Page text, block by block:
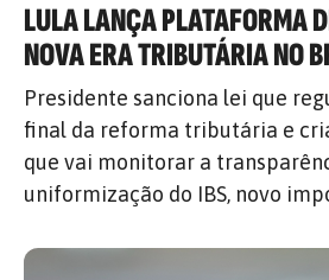
LULA LANÇA PLATAFORMA
NOVA ERA TRIBUTÁRIA NO
Presidente sanciona lei que
final da reforma tributária e
que vai monitorar a
uniformização do IBS, novo